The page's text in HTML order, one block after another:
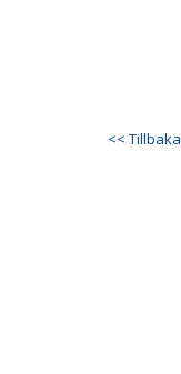
<< Tillbaka